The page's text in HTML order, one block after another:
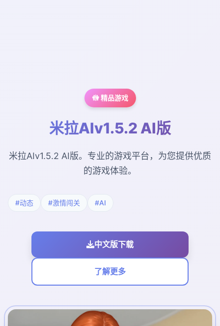
🚻 精品游戏
米拉AIv1.5.2 AI版
米拉AIv1.5.2 AI版。专业的游戏平台，为您提供优质
的游戏体验。
#动态 #激情闯关 #AI
中文版下载
了解更多